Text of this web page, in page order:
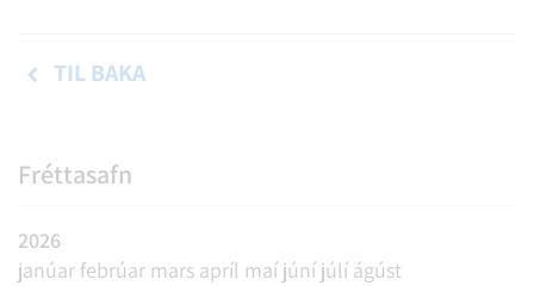
TIL BAKA
Fréttasafn
2026
janúar febrúar mars apríl maí júní júlí ágúst